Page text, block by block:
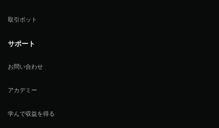
取引ボット
サポート
お問い合わせ
アカデミー
学んで収益を得る